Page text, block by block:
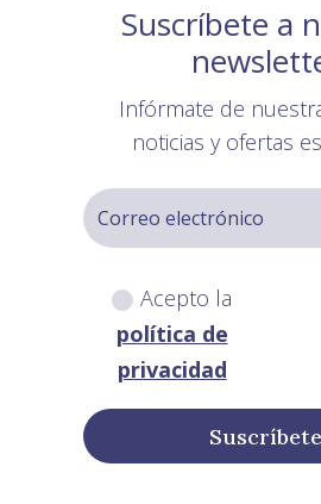
Suscríbete a
Infórmate de
noticias y ofertas
Acepto la
política de
privacidad
Suscríbete